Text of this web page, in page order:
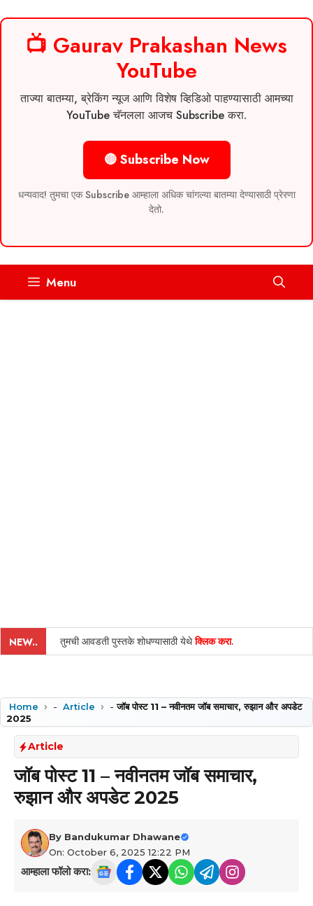
📺 Gaurav Prakashan News
YouTube
ताज्या बातम्या, ब्रेकिंग न्यूज आणि विशेष व्हिडिओ पाहण्यासाठी आमच्या
YouTube चॅनलला आजच Subscribe करा.
🔴 Subscribe Now
धन्यवाद! तुमचा एक Subscribe आम्हाला अधिक चांगल्या बातम्या देण्यासाठी प्रेरणा
देतो.
Menu
NEW.. तुमची आवडती पुस्तके शोधण्यासाठी येथेक्लिक करा.
Home - Article -जॉब पोस्ट 11 – नवीनतम जॉब समाचार, रुझान और अपडेट
2025
Article
जॉब पोस्ट 11 – नवीनतम जॉब समाचार,
रुझान और अपडेट 2025
By Bandukumar Dhawane
On: October 6, 2025 12:22 PM
आम्हाला फॉलो करा: